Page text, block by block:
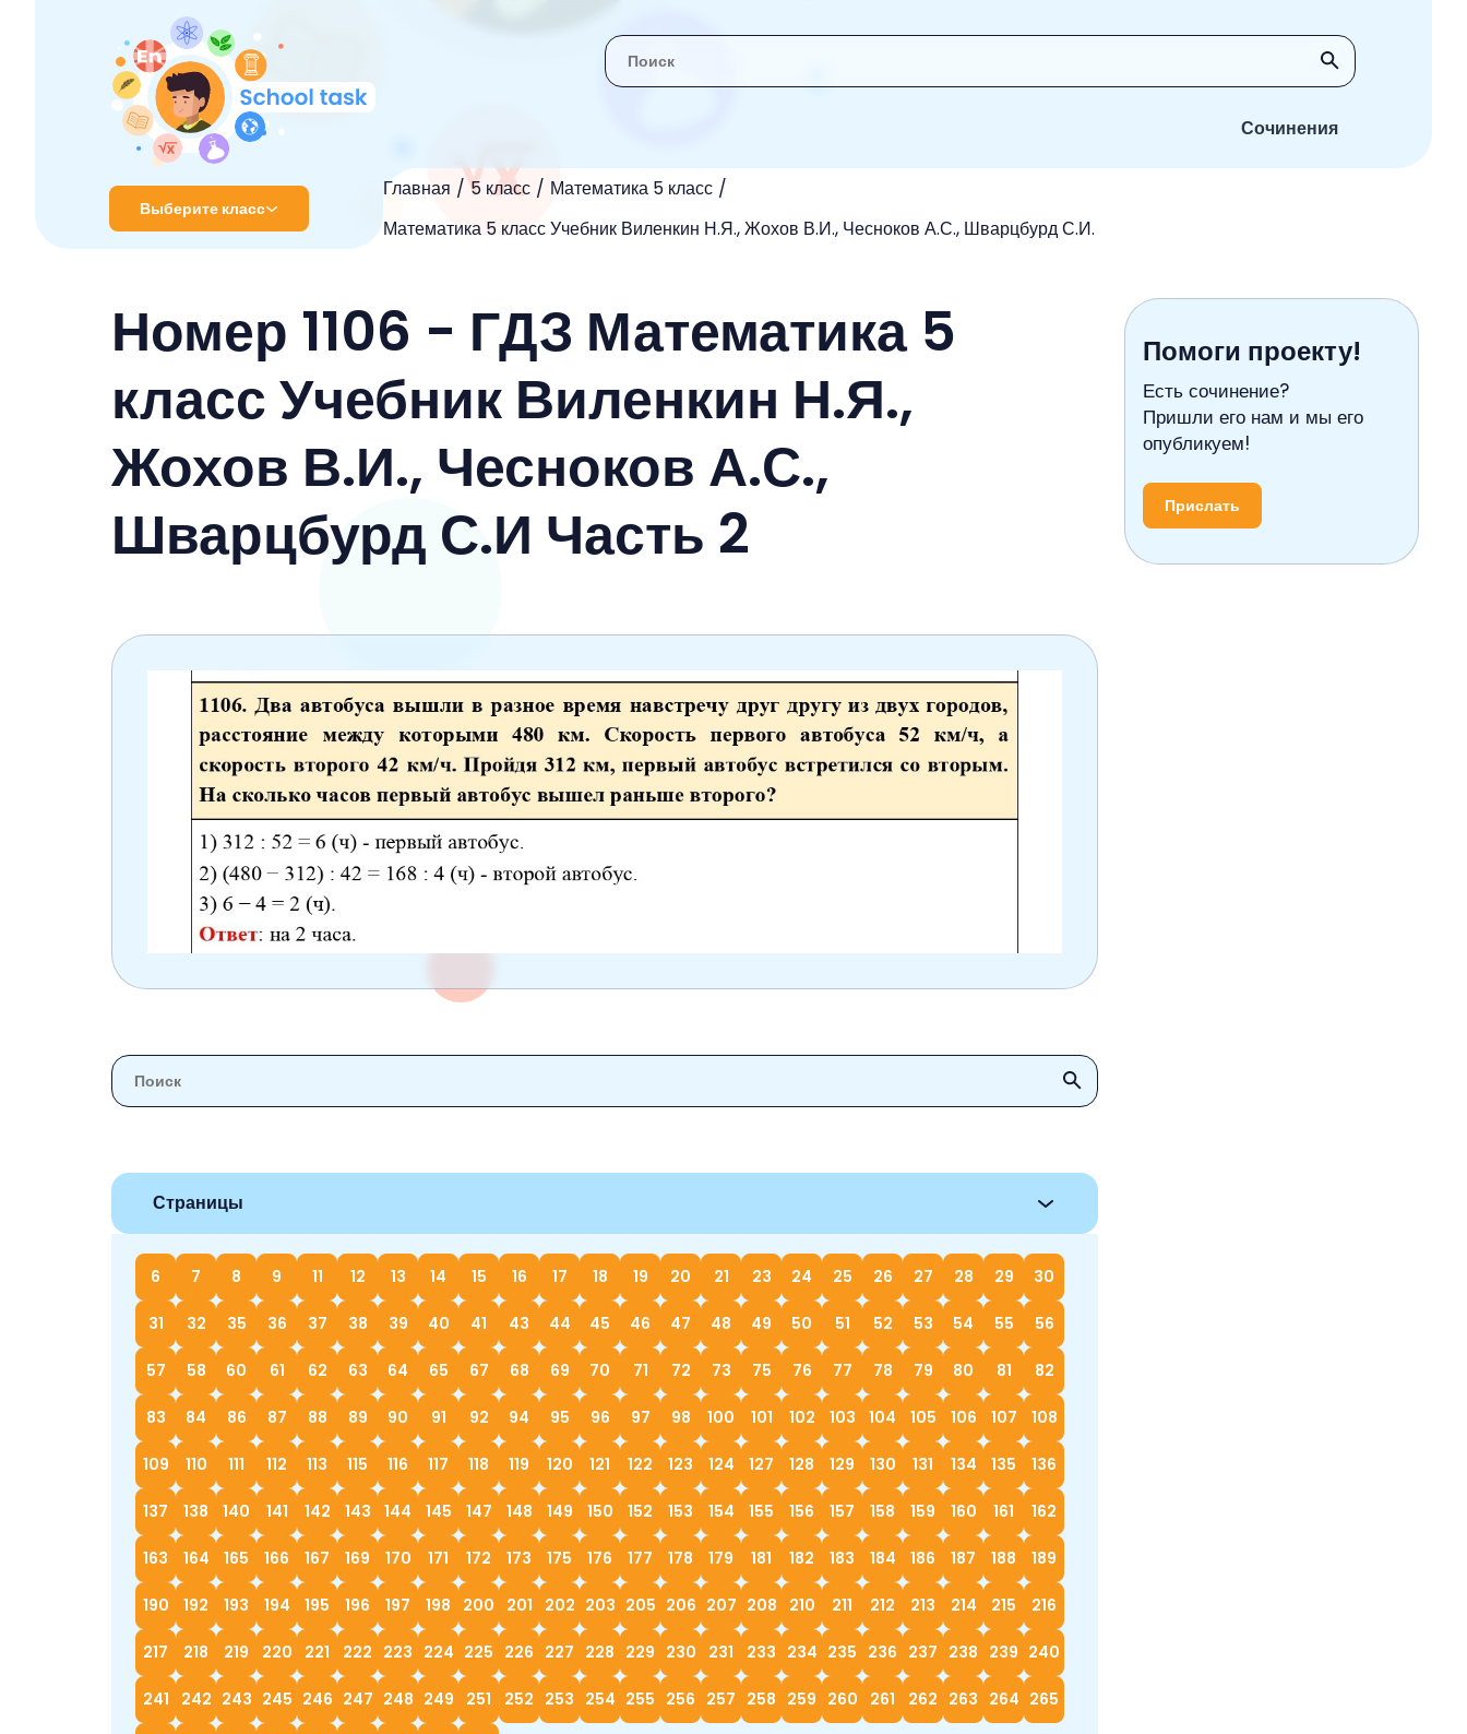
Сочинения
Выберите класс
Главная 5 класс
Математика 5 класс
Математика 5 класс Учебник Виленкин Н.Я., Жохов В.И., Чесноков А.С., Шварцбурд С.И.
2 класс
4 класс
5 класс
7 класс
9 класс
10 класс
Номер 1106 - ГДЗ Математика 5
класс Учебник Виленкин Н.Я.,
Жохов В.И., Чесноков А.С.,
Шварцбурд С.И Часть 2
Страницы
6 7 8 9 11 12 13 14 15 16 17 18 19 20 21 23 24 25 26 27 28 29 30
31 32 35 36 37 38 39 40 41 43 44 45 46 47 48 49 50 51 52 53 54 55 56
57 58 60 61 62 63 64 65 67 68 69 70 71 72 73 75 76 77 78 79 80 81 82
83 84 86 87 88 89 90 91 92 94 95 96 97 98 100 101 102 103 104 105 106 107 108
109 110 111 112 113 115 116 117 118 119 120 121 122 123 124 127 128 129 130 131 134 135 136
137 138 140 141 142 143 144 145 147 148 149 150 152 153 154 155 156 157 158 159 160 161 162
163 164 165 166 167 169 170 171 172 173 175 176 177 178 179 181 182 183 184 186 187 188 189
190 192 193 194 195 196 197 198 200 201 202 203 205 206 207 208 210 211 212 213 214 215 216
217 218 219 220 221 222 223 224 225 226 227 228 229 230 231 233 234 235 236 237 238 239 240
241 242 243 245 246 247 248 249 251 252 253 254 255 256 257 258 259 260 261 262 263 264 265
Помоги проекту!
Есть сочинение?
Пришли его нам и мы его
опубликуем!
Прислать